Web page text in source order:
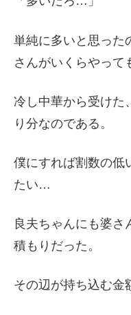
単純に多いと思った
さんがいくらやって
冷し中華から受けた
り分なのである。
僕にすれば割数の低
たい…
良夫ちゃんにも婆さ
積もりだった。
その辺が持ち込む金